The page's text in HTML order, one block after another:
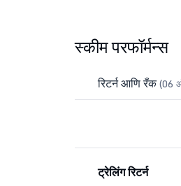
स्कीम परफॉर्मन्स
रिटर्न आणि रँक(06
ट्रेलिंग रिटर्न